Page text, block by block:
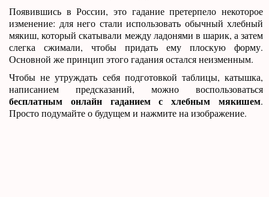
Появившись в России, это гадание претерпело некоторое
изменение: для него стали использовать обычный хлебный
мякиш, который скатывали между ладонями в шарик, а затем
слегка сжимали, чтобы придать ему плоскую форму.
Основной же принцип этого гадания остался неизменным.
Чтобы не утруждать себя подготовкой таблицы, катышка,
написанием предсказаний, можно воспользоваться
бесплатным онлайн гаданием с хлебным мякишем.
Просто подумайте о будущем и нажмите на изображение.